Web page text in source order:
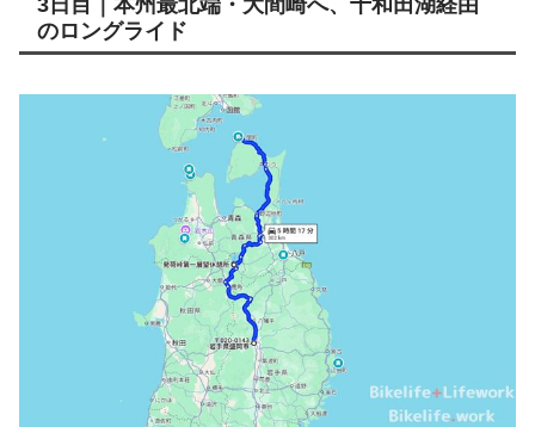
3日目｜本州最北端・大間崎へ、十和田湖経由
のロングライド